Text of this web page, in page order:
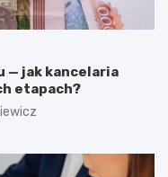
— jak kancelaria
etapach?